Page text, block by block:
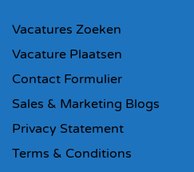
Vacatures Zoeken
Vacature Plaatsen
Contact Formulier
Sales & Marketing Blogs
Privacy Statement
Terms & Conditions